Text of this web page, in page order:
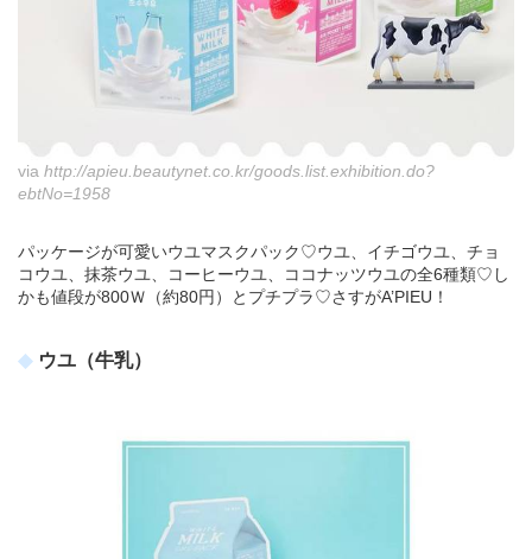
via http://apieu.beautynet.co.kr/goods.list.exhibition.do?
ebtNo=1958
パッケージが可愛いウユマスクパック♡ウユ、イチゴウユ、チョ
コウユ、抹茶ウユ、コーヒーウユ、ココナッツウユの全6種類♡し
かも値段が800Ｗ（約80円）とプチプラ♡さすがA’PIEU！
ウユ（牛乳）